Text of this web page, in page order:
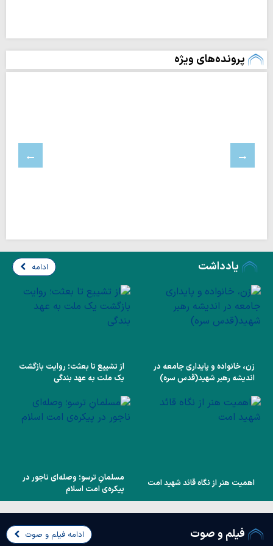
پرونده‌های ویژه
یادداشت ادامه
زن، خانواده و پایداری جامعه در
اندیشه رهبر شهید(قدس سره)
از تشییع تا بعثت؛ روایت بازگشت
یک ملت به عهد بندگی
اهمیت هنر از نگاه قائد شهید امت
مسلمانِ ترسو؛ وصله‌ای ناجور در
پیکره‌ی امت اسلام
فیلم و صوت ادامه فیلم و صوت